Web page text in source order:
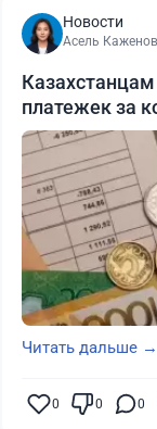
Новости
Асель
платежек за
Читать дальше →
0 0 0